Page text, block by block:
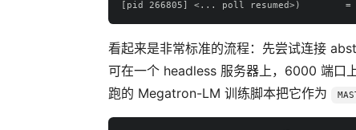
看起来是非常标准的流程：先尝试连接
可在一个 headless 服务器上，6000 端口
跑的 Megatron-LM 训练脚本把它作为